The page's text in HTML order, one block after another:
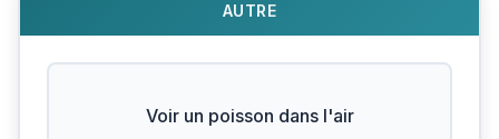
AUTRE
Voir un poisson dans l'air